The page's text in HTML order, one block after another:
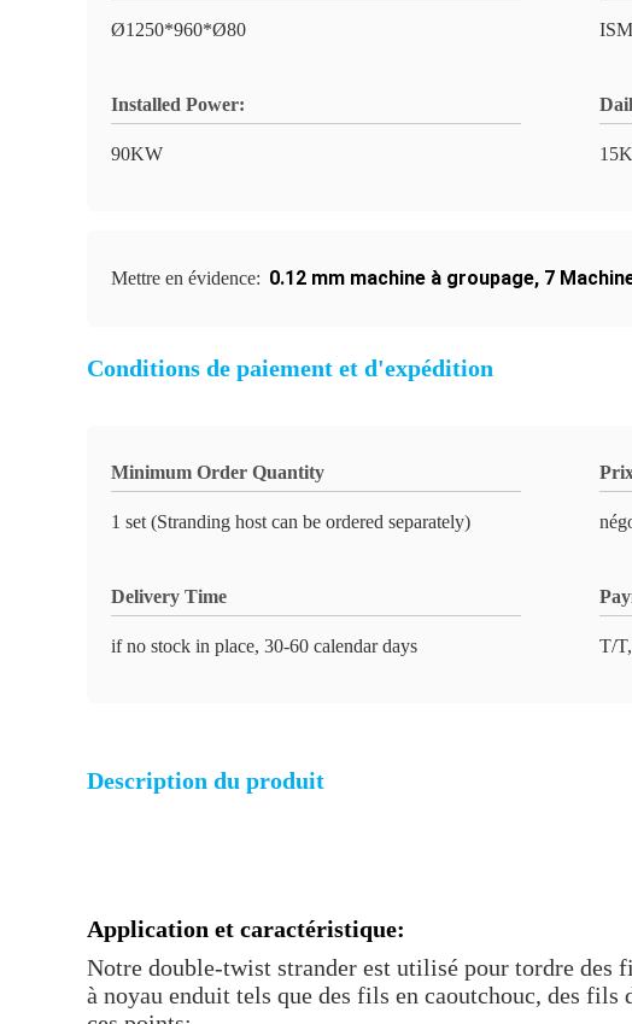
Ø1250*960*Ø80
Installed Power:
90KW
Mettre en évidence: 0.12 mm machine à groupage, 7
Conditions de paiement et d'expédition
Minimum Order Quantity
1 set (Stranding host can be ordered separately)
Delivery Time
if no stock in place, 30-60 calendar days T/
Description du produit
Application et caractéristique:
Notre double-twist strander est utilisé pour tordre
à noyau enduit tels que des fils en caoutchouc, des